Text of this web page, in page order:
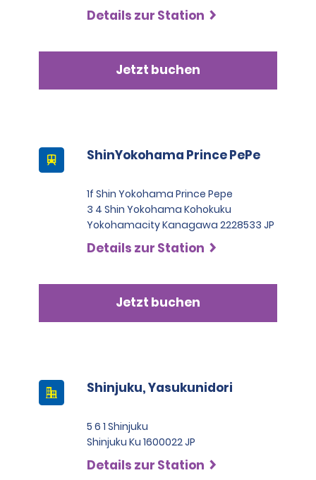
Details zur Station
Jetzt buchen
ShinYokohama Prince PePe
1f Shin Yokohama Prince Pepe
3 4 Shin Yokohama Kohokuku
Yokohamacity Kanagawa 2228533 JP
Details zur Station
Jetzt buchen
Shinjuku, Yasukunidori
5 6 1 Shinjuku
Shinjuku Ku 1600022 JP
Details zur Station